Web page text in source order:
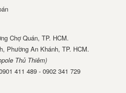
Chợ Quán, TP. HCM.
Phường An Khánh, TP. HCM.
Thủ Thiêm)
411 489 - 0902 341 729